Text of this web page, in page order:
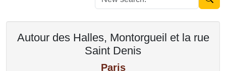
Autour des Halles, Montorgueil et la rue
Saint Denis
Paris